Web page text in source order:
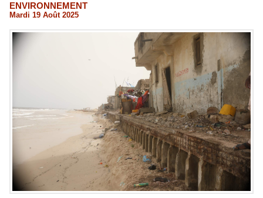
ENVIRONNEMENT
Mardi 19 Août 2025